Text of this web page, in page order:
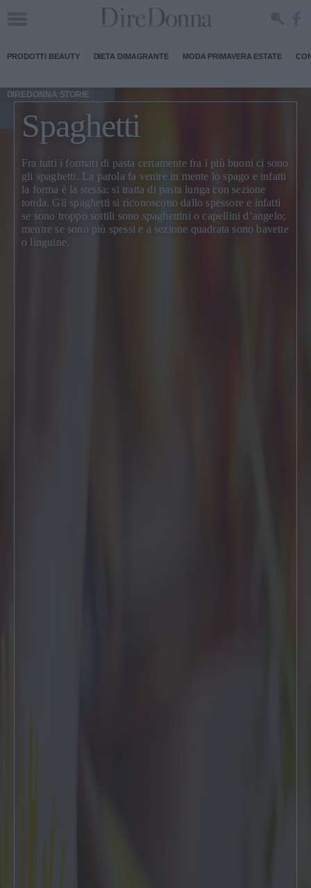
PRODOTTI BEAUTY DIETA DIMAGRANTE MODA PRIMAVERA ESTATE
DIREDONNA STORIE
Spaghetti
Fra tutti i formati di pasta certamente fra i più buoni ci sono
gli spaghetti. La parola fa venire in mente lo spago e infatti
la forma è la stessa: si tratta di pasta lunga con sezione
tonda. Gli spaghetti si riconoscono dallo spessore e infatti
se sono troppo sottili sono spaghettini o capellini d’angelo;
mentre se sono più spessi e a sezione quadrata sono bavette
o linguine.